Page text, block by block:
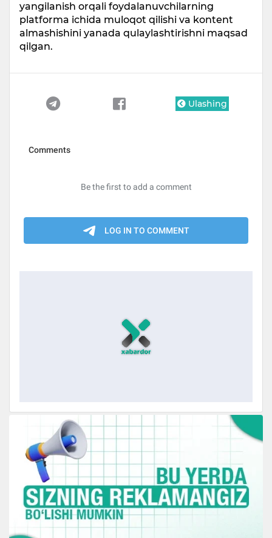
yangilanish orqali foydalanuvchilarning
platforma ichida muloqot qilishi va kontent
almashishini yanada qulaylashtirishni maqsad
qilgan.
Ulashing